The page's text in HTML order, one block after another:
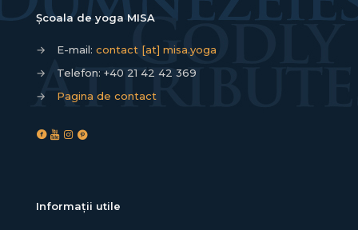
Școala de yoga MISA
→ E-mail: contact [at] misa.yoga
→
Telefon: +40 21 42 42 369
→
Pagina de contact
Informații utile